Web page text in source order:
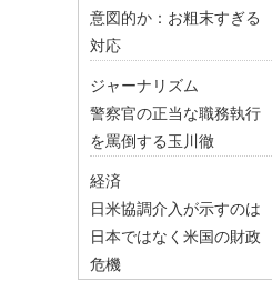
意図的か：お粗末すぎる
対応
ジャーナリズム
警察官の正当な職務執行
を罵倒する玉川徹
経済
日米協調介入が示すのは
日本ではなく米国の財政
危機